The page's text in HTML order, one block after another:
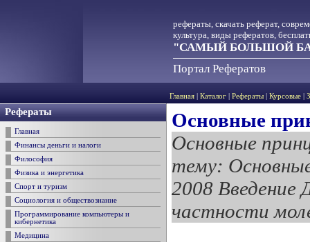
рефераты, скачать реферат,
культура, виды рефератов,
"САМЫЙ БОЛЬШОЙ
Портал Рефератов
Главная Каталог Рефераты Курсовые
Рефераты
Главная
Финансы деньги и налоги
Философия
Физика и энергетика
Спорт и туризм
Социология и обществознание
Программирование компьютеры и
кибернетика
Медицина
Основные
Основные
тему:
2008 Введение
частности